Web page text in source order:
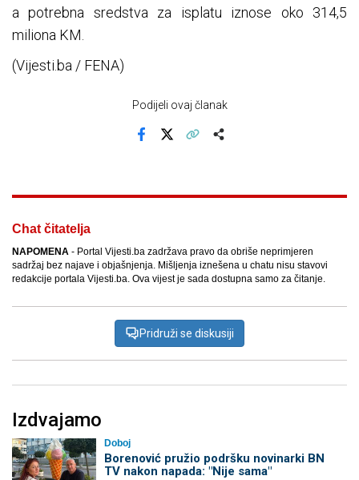
a potrebna sredstva za isplatu iznose oko 314,5
miliona KM.
(Vijesti.ba / FENA)
Podijeli ovaj članak
Chat čitatelja
NAPOMENA - Portal Vijesti.ba zadržava pravo da obriše neprimjeren
sadržaj bez najave i objašnjenja. Mišljenja iznešena u chatu nisu stavovi
redakcije portala Vijesti.ba. Ova vijest je sada dostupna samo za čitanje.
Pridruži se diskusiji
Izdvajamo
Doboj
Borenović pružio podršku novinarki BN
TV nakon napada: "Nije sama"